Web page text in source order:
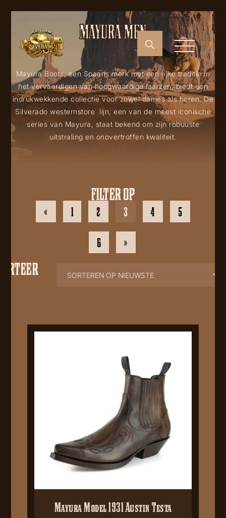
MAYURA MEN
Mayura Boots, een Spaans merk met een rijke traditie in
het vervaardigen van hoogwaardige laarzen, biedt een
indrukwekkende collectie voor zowel dames als heren. De
Silverado westernstore lijn, een van de meest iconische
series van Mayura, staat bekend om zijn robuuste
uitstraling en onovertroffen kwaliteit.
FILTER OP
« 1 2 3 4 5
6 »
Mayura Model 1931 Austin Testa